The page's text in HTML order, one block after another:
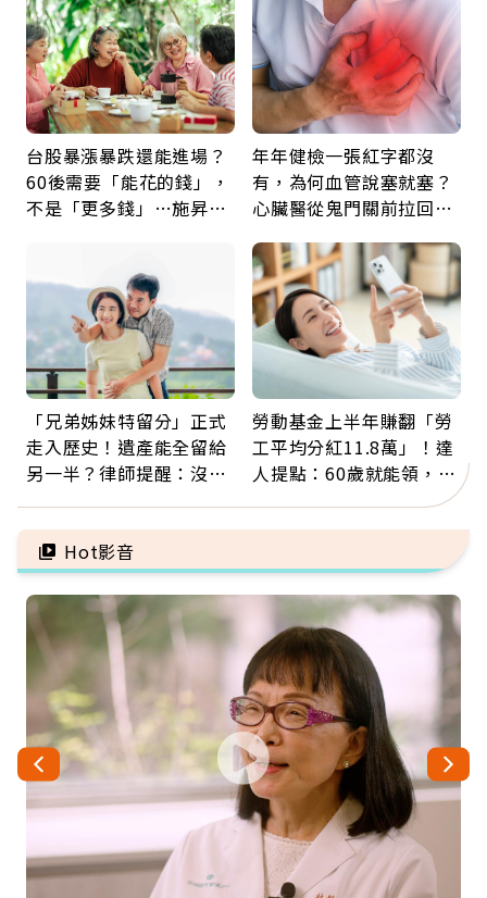
台股暴漲暴跌還能進場？
60後需要「能花的錢」，
不是「更多錢」…施昇
年年健檢一張紅字都沒
有，為何血管說塞就塞？
心臟醫從鬼門關前拉回病
字
「兄弟姊妹特留分」正式
走入歷史！遺產能全留給
另一半？律師提醒：沒做
勞動基金上半年賺翻「勞
工平均分紅11.8萬」！達
人提點：60歲就能領，重
新就業還有隱藏版退休金
Hot影音